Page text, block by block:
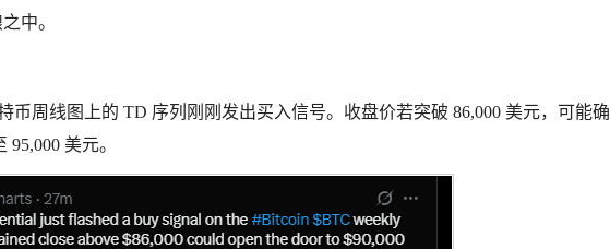
中。
币周线图上的 TD 序列刚刚发出买入信号。收盘价若突破 86,000 美元，可能确
美元。